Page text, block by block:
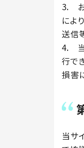
3. お
によ
送信
4. 当
行で
損害
当サ